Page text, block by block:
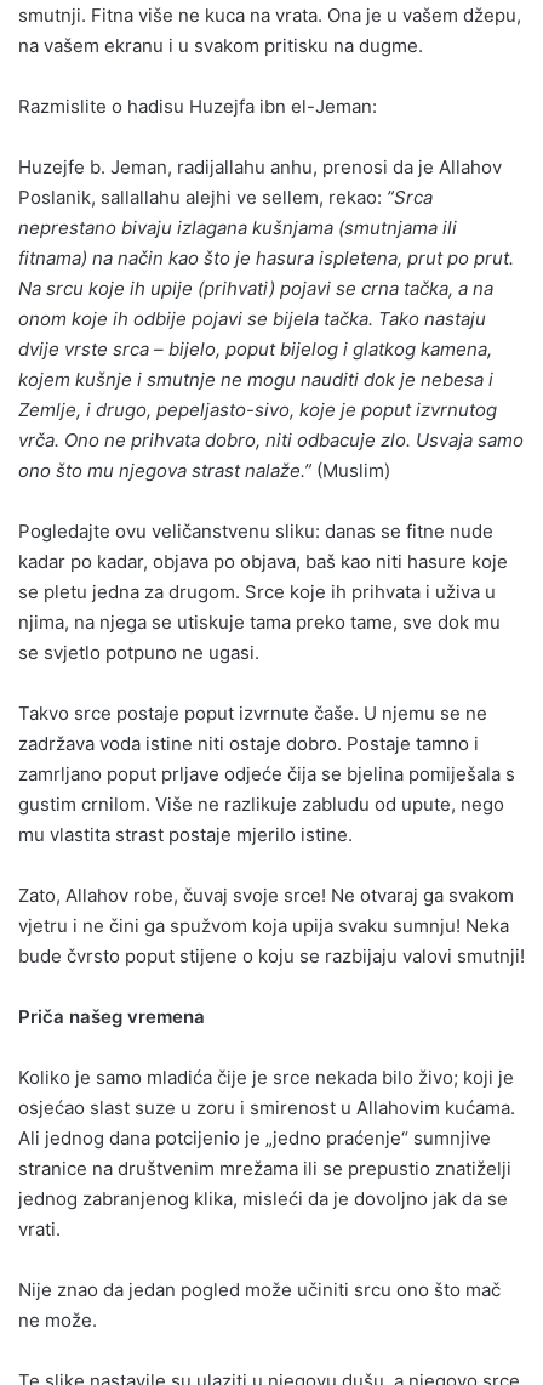
smutnji. Fitna više ne kuca na vrata. Ona je u vašem džepu,
na vašem ekranu i u svakom pritisku na dugme.
Razmislite o hadisu Huzejfa ibn el-Jeman:
Huzejfe b. Jeman, radijallahu anhu, prenosi da je Allahov
Poslanik, sallallahu alejhi ve sellem, rekao: ”Srca
neprestano bivaju izlagana kušnjama (smutnjama ili
fitnama) na način kao što je hasura ispletena, prut po prut.
Na srcu koje ih upije (prihvati) pojavi se crna tačka, a na
onom koje ih odbije pojavi se bijela tačka. Tako nastaju
dvije vrste srca – bijelo, poput bijelog i glatkog kamena,
kojem kušnje i smutnje ne mogu nauditi dok je nebesa i
Zemlje, i drugo, pepeljasto-sivo, koje je poput izvrnutog
vrča. Ono ne prihvata dobro, niti odbacuje zlo. Usvaja samo
ono što mu njegova strast nalaže.” (Muslim)
Pogledajte ovu veličanstvenu sliku: danas se fitne nude
kadar po kadar, objava po objava, baš kao niti hasure koje
se pletu jedna za drugom. Srce koje ih prihvata i uživa u
njima, na njega se utiskuje tama preko tame, sve dok mu
se svjetlo potpuno ne ugasi.
Takvo srce postaje poput izvrnute čaše. U njemu se ne
zadržava voda istine niti ostaje dobro. Postaje tamno i
zamrljano poput prljave odjeće čija se bjelina pomiješala s
gustim crnilom. Više ne razlikuje zabludu od upute, nego
mu vlastita strast postaje mjerilo istine.
Zato, Allahov robe, čuvaj svoje srce! Ne otvaraj ga svakom
vjetru i ne čini ga spužvom koja upija svaku sumnju! Neka
bude čvrsto poput stijene o koju se razbijaju valovi smutnji!
Priča našeg vremena
Koliko je samo mladića čije je srce nekada bilo živo; koji je
osjećao slast suze u zoru i smirenost u Allahovim kućama.
Ali jednog dana potcijenio je „jedno praćenje“ sumnjive
stranice na društvenim mrežama ili se prepustio znatiželji
jednog zabranjenog klika, misleći da je dovoljno jak da se
vrati.
Nije znao da jedan pogled može učiniti srcu ono što mač
ne može.